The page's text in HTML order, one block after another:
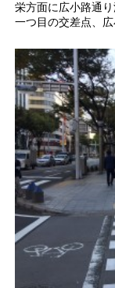
栄方面に広小路通
一つ目の交差点、